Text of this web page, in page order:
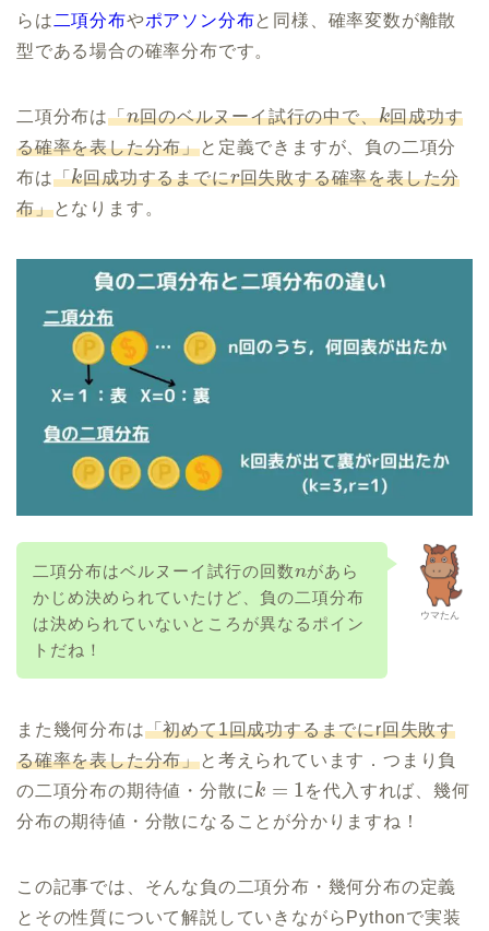
らは 二項分布やポアソン分布と同様、確率変数が離散
型である場合の確率分布です。
二項分布は「n回のベルヌーイ試行の中で、k回成功す
る確率を表した分布」と定義できますが、負の二項分
布は「k回成功するまでにr回失敗する確率を表した分
布」となります。
ウマたん
二項分布はベルヌーイ試行の回数nがあら
かじめ決められていたけど、負の二項分布
は決められていないところが異なるポイン
トだね！
また幾何分布は「初めて1回成功するまでにr回失敗す
る確率を表した分布」と考えられています．つまり負
の二項分布の期待値・分散にk = 1を代入すれば、幾何
分布の期待値・分散になることが分かりますね！
この記事では、そんな負の二項分布・幾何分布の定義
とその性質について解説していきながらPythonで実装